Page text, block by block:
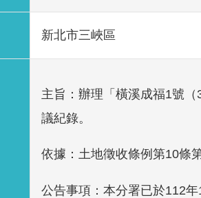
新北市三峽區
主旨：辦理「橫溪成福1號
議紀錄。
依據：土地徵收條例第10條第
公告事項：本分署已於112